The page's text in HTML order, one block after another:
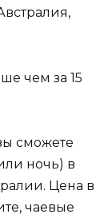
чем за 15
сможете
ночь) в
Цена в
чаевые